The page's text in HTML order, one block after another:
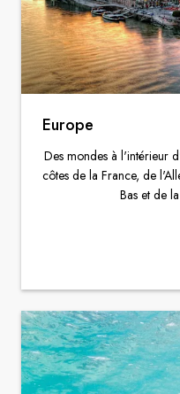
Europe
Des mondes à l'intérieur
côtes de la France, de
Bas et de